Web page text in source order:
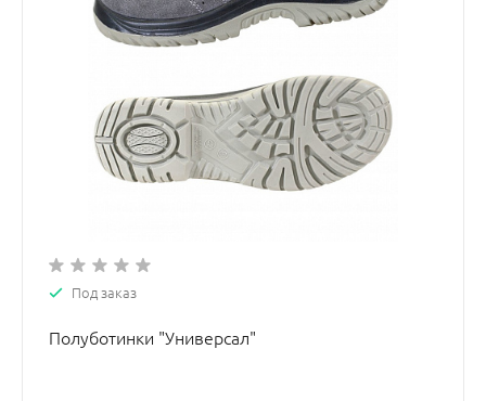
Под заказ
Полуботинки "Универсал"